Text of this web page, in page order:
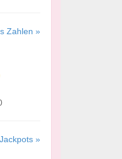
Zahlen »
»